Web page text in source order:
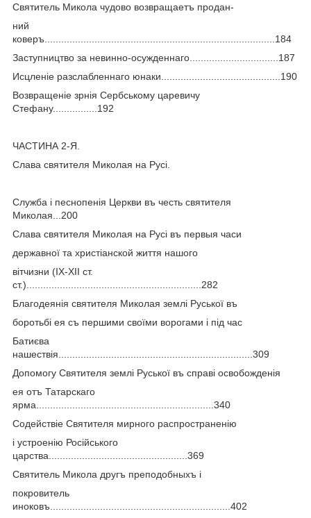
Святитель Микола чудово возвращаетъ продан-
ний
коверъ...................................................................................184
Заступництво за невинно-осужденнаго................................187
Исцленіе разслабленнаго юнаки...........................................190
Возвращеніе зрнія Сербському царевичу
Стефану................192
ЧАСТИНА 2-Я.
Слава святителя Миколая на Русі.
Служба і песнопенія Церкви въ честь святителя
Миколая...200
Слава святителя Миколая на Русі въ первыя часи
державної та христіанской життя нашого
вітчизни (ІХ-ХІІ ст.
ст.)...............................................................282
Благодеянія святителя Миколая землі Руської въ
боротьбі ея съ першими своїми ворогами і під час
Батиєва
нашествія......................................................................309
Допомогу Святителя землі Руської въ справі освобожденія
ея отъ Татарскаго
ярма................................................................340
Содействіе Святителя мирного распространенію
і устроенію Російського
царства..................................................369
Святитель Микола другъ преподобныхъ і
покровитель
иноковъ.................................................................402